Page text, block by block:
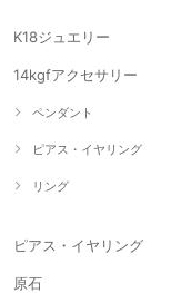
K18ジュエリー
14kgfアクセサリー
ペンダント
ピアス・イヤリング
リング
ピアス・イヤリング
原石